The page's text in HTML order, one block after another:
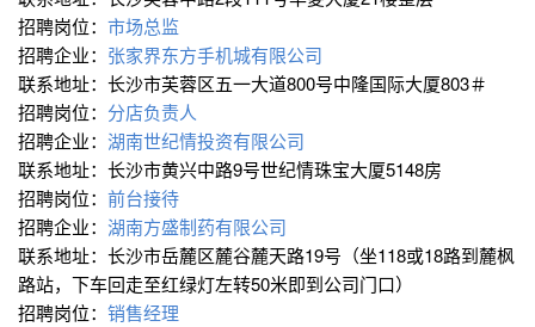
招聘岗位： 市场总监
招聘企业： 张家界东方手机城有限公司
联系地址：长沙市芙蓉区五一大道800号中隆国际大厦803＃
招聘岗位： 分店负责人
招聘企业： 湖南世纪情投资有限公司
联系地址：长沙市黄兴中路9号世纪情珠宝大厦5148房
招聘岗位： 前台接待
招聘企业： 湖南方盛制药有限公司
联系地址：长沙市岳麓区麓谷麓天路19号（坐118或18路到麓枫
路站，下车回走至红绿灯左转50米即到公司门口）
招聘岗位： 销售经理